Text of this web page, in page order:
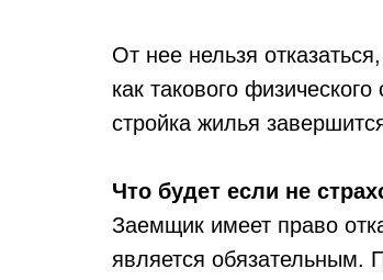
От нее нельзя
как такового
стройка жилья
Что будет если не
Заемщик имеет право
является обязательным.